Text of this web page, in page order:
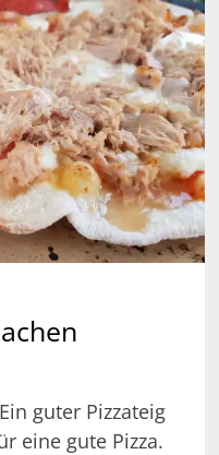
guter Pizzateig
eine gute Pizza.